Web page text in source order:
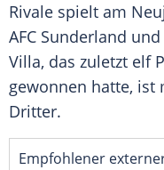
Rivale spielt am
AFC Sunderland
Villa, das zuletzt elf
gewonnen hatte, ist
Dritter.
Empfohlener